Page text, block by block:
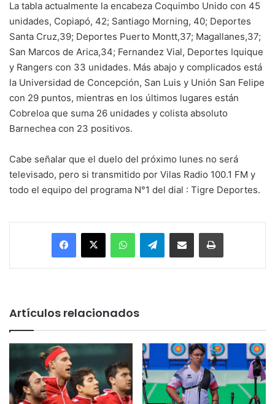
La tabla actualmente la encabeza Coquimbo Unido con 45
unidades, Copiapó, 42; Santiago Morning, 40; Deportes
Santa Cruz,39; Deportes Puerto Montt,37; Magallanes,37;
San Marcos de Arica,34; Fernandez Vial, Deportes Iquique
y Rangers con 33 unidades. Más abajo y complicados está
la Universidad de Concepción, San Luis y Unión San Felipe
con 29 puntos, mientras en los últimos lugares están
Cobreloa que suma 26 unidades y colista absoluto
Barnechea con 23 positivos.
Cabe señalar que el duelo del próximo lunes no será
televisado, pero si transmitido por Vilas Radio 100.1 FM y
todo el equipo del programa N°1 del dial : Tigre Deportes.
Facebook
X WhatsAppTelegramEnviar vía email Imprimir
Artículos relacionados